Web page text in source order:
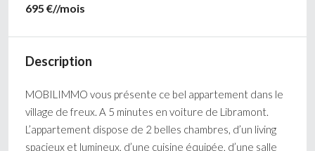
695 €//mois
Description
MOBILIMMO vous présente ce bel appartement dans le
village de freux. A 5 minutes en voiture de Libramont.
L’appartement dispose de 2 belles chambres, d’un living
spacieux et lumineux, d’une cuisine équipée, d’une salle